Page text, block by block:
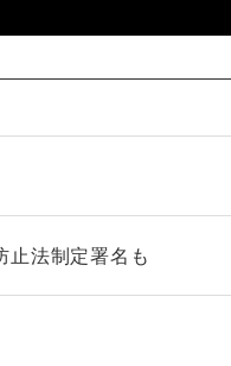
止法制定署名も